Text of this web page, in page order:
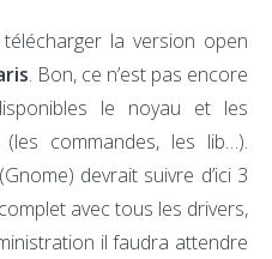
la version open
. Bon, ce n’est pas encore
le noyau et les
commandes, les lib…).
devrait suivre d’ici 3
avec tous les drivers,
il faudra attendre